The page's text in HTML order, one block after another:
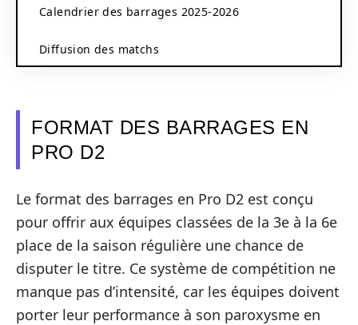
Calendrier des barrages 2025-2026
Diffusion des matchs
FORMAT DES BARRAGES EN
PRO D2
Le format des barrages en Pro D2 est conçu
pour offrir aux équipes classées de la 3e à la 6e
place de la saison régulière une chance de
disputer le titre. Ce système de compétition ne
manque pas d’intensité, car les équipes doivent
porter leur performance à son paroxysme en